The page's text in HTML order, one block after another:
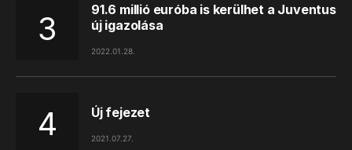
91.6 millió euróba is kerülhet a Juventus
új igazolása
2022.01.28.
Új fejezet
2021.07.27.